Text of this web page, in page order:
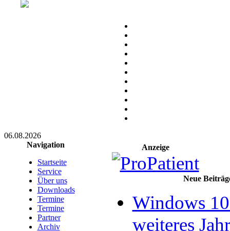
06.08.2026
Navigation
Startseite
Service
Über uns
Downloads
Termine
Termine
Partner
Archiv
Anzeige
Neue
Windows
weiteres